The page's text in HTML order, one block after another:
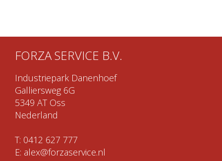
FORZA SERVICE B.V.
Industriepark Danenhoef
Galliersweg 6G
5349 AT Oss
Nederland
T: 0412 627 777
E: alex@forzaservice.nl